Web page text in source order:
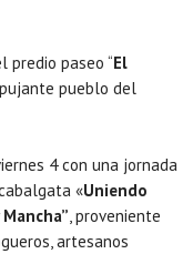
predio paseo “El
pueblo del
4 con una jornada
«Uniendo
, proveniente
artesanos